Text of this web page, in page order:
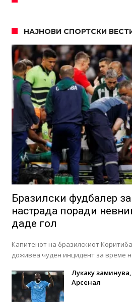
НАЈНОВИ СПОРТСКИ
Бразилски фудбалер
настрада поради
даде гол
Капитенот на бразилскиот
доживеа чуден инцидент за време
Лукаку
Арсенал